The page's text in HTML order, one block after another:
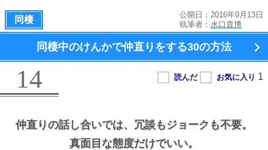
同棲
公開日：2016年9月13日
執筆者： 水口貴博
同棲中のけんかで仲直りをする30の方法
14
仲直りの話し合いでは、 冗談もジョークも不要。
真面目な態度だけでいい。